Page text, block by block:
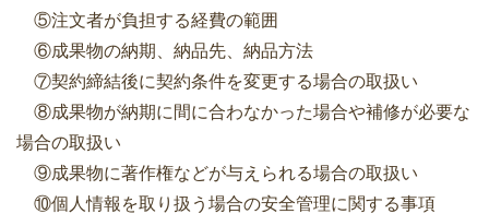
⑤注文者が負担する経費の範囲
⑥成果物の納期、納品先、納品方法
⑦契約締結後に契約条件を変更する場合の取扱い
⑧成果物が納期に間に合わなかった場合や補修が必要な
場合の取扱い
⑨成果物に著作権などが与えられる場合の取扱い
⑩個人情報を取り扱う場合の安全管理に関する事項